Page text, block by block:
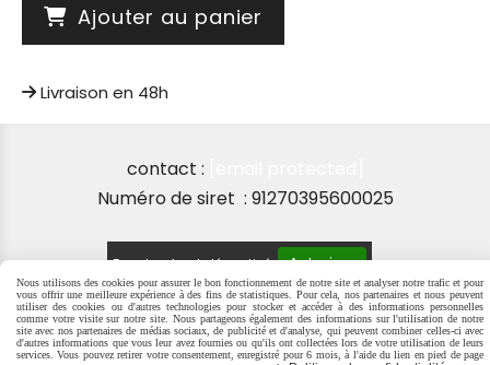
Ajouter au panier
Livraison en 48h
contact :
Numéro de siret : 91270395600025
Facebook est désactivé. Autoriser
MENTIONS LÉGALES SE RÉTRACTER
POLITIQUE DE
Nous utilisons des cookies pour assurer le bon fonctionnement de notre site et analyser notre trafic et pour
vous offrir une meilleure expérience à des fins de statistiques. Pour cela, nos partenaires et nous peuvent
utiliser des cookies ou d'autres technologies pour stocker et accéder à des informations personnelles
comme votre visite sur notre site. Nous partageons également des informations sur l'utilisation de notre
site avec nos partenaires de médias sociaux, de publicité et d'analyse, qui peuvent combiner celles-ci avec
d'autres informations que vous leur avez fournies ou qu'ils ont collectées lors de votre utilisation de leurs
services. Vous pouvez retirer votre consentement, enregistré pour 6 mois, à l'aide du lien en pied de page